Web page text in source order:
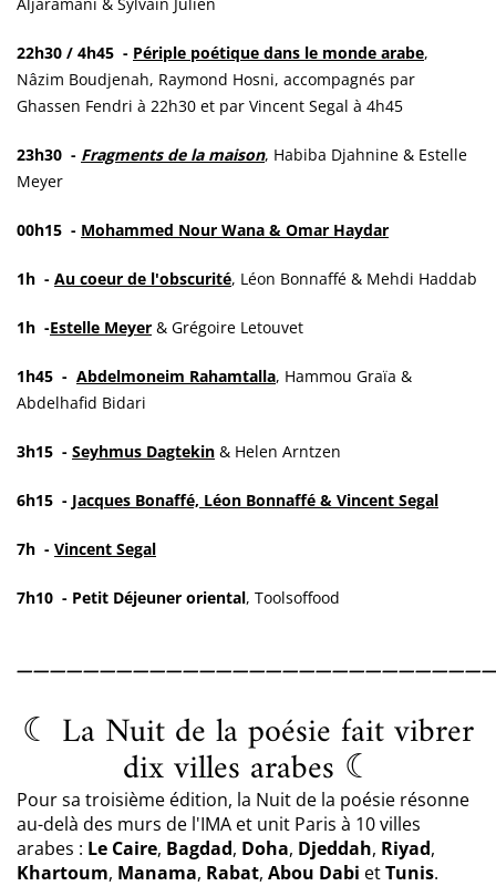
22h30 / 4h45 - Périple poétique dans le monde arabe,
Nâzim Boudjenah, Raymond Hosni, accompagnés par
Ghassen Fendri à 22h30 et par Vincent Segal à 4h45
23h30 - Fragments de la maison, Habiba Djahnine & Estelle
Meyer
00h15 - Mohammed Nour Wana & Omar Haydar
1h - Au coeur de l'obscurité, Léon Bonnaffé & Mehdi Haddab
1h -Estelle Meyer & Grégoire Letouvet
1h45 - Abdelmoneim Rahamtalla, Hammou Graïa &
Abdelhafid Bidari
3h15 - Seyhmus Dagtekin & Helen Arntzen
6h15 - Jacques Bonaffé, Léon Bonnaffé & Vincent Segal
7h - Vincent Segal
7h10 - Petit Déjeuner oriental, Toolsoffood
☾ La Nuit de la poésie fait vibrer
dix villes arabes ☾
Pour sa troisième édition, la Nuit de la poésie résonne
au-delà des murs de l'IMA et unit Paris à 10 villes
arabes : Le Caire, Bagdad, Doha, Djeddah, Riyad,
Khartoum, Manama, Rabat, Abou Dabi etTunis.